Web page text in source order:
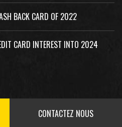
BACK CARD OF 2022
CARD INTEREST INTO 2024
CONTACTEZ NOUS